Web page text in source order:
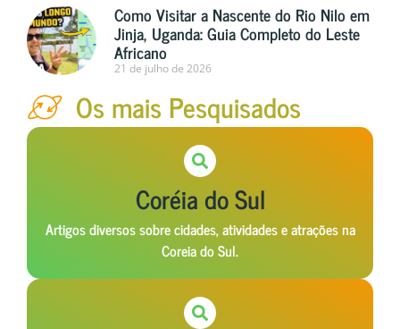
Como Visitar a Nascente do Rio Nilo em
Jinja, Uganda: Guia Completo do Leste
Africano
21 de julho de 2026
Os mais Pesquisados
Coréia do Sul
Artigos diversos sobre cidades, atividades e atrações na
Coreia do Sul.